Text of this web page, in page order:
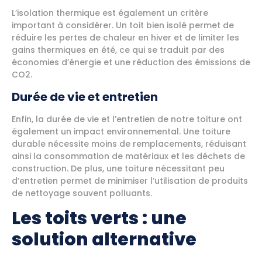
L’isolation thermique est également un critère
important à considérer. Un toit bien isolé permet de
réduire les pertes de chaleur en hiver et de limiter les
gains thermiques en été, ce qui se traduit par des
économies d’énergie et une réduction des émissions de
CO2.
Durée de vie et entretien
Enfin, la durée de vie et l’entretien de notre toiture ont
également un impact environnemental. Une toiture
durable nécessite moins de remplacements, réduisant
ainsi la consommation de matériaux et les déchets de
construction. De plus, une toiture nécessitant peu
d’entretien permet de minimiser l’utilisation de produits
de nettoyage souvent polluants.
Les toits verts : une
solution alternative